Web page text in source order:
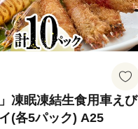
凍眠凍結生食用車えび
(各5パック) A25